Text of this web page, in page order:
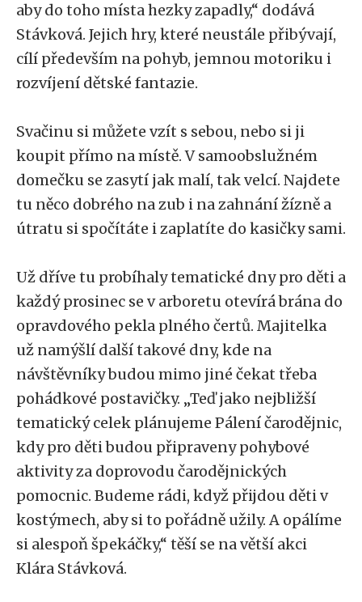
aby do toho místa hezky zapadly,“ dodává
Stávková. Jejich hry, které neustále přibývají,
cílí především na pohyb, jemnou motoriku i
rozvíjení dětské fantazie.
Svačinu si můžete vzít s sebou, nebo si ji
koupit přímo na místě. V samoobslužném
domečku se zasytí jak malí, tak velcí. Najdete
tu něco dobrého na zub i na zahnání žízně a
útratu si spočítáte i zaplatíte do kasičky sami.
Už dříve tu probíhaly tematické dny pro děti a
každý prosinec se v arboretu otevírá brána do
opravdového pekla plného čertů. Majitelka
už namýšlí další takové dny, kde na
návštěvníky budou mimo jiné čekat třeba
pohádkové postavičky. „Teď jako nejbližší
tematický celek plánujeme Pálení čarodějnic,
kdy pro děti budou připraveny pohybové
aktivity za doprovodu čarodějnických
pomocnic. Budeme rádi, když přijdou děti v
kostýmech, aby si to pořádně užily. A opálíme
si alespoň špekáčky,“ těší se na větší akci
Klára Stávková.